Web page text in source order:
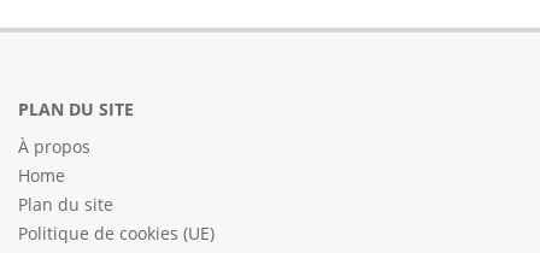
PLAN DU SITE
À propos
Home
Plan du site
Politique de cookies (UE)